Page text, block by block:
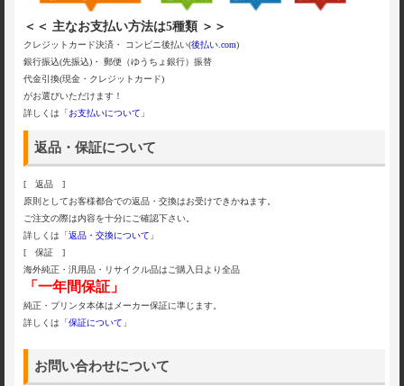
＜＜ 主なお支払い方法は5種類 ＞＞
クレジットカード決済・ コンビニ後払い(後払い.com)
銀行振込(先振込)・ 郵便（ゆうちょ銀行）振替
代金引換(現金・クレジットカード)
がお選びいただけます！
詳しくは「お支払いについて 」
返品・保証について
[ 返品 ]
原則としてお客様都合での返品・交換はお受けできかねます。
ご注文の際は内容を十分にご確認下さい。
詳しくは「返品・交換について 」
[ 保証 ]
海外純正・汎用品・リサイクル品はご購入日より全品
「一年間保証」
純正・プリンタ本体はメーカー保証に準じます。
詳しくは「保証について 」
お問い合わせについて